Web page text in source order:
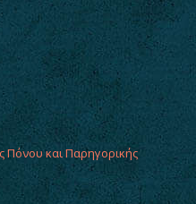
Πόνου και Παρηγορικής